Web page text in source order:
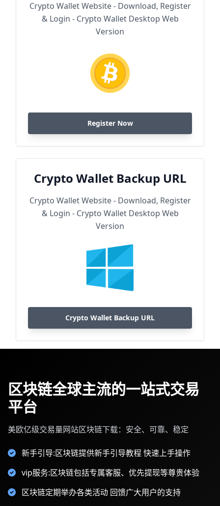
Crypto Wallet Website - Download, Register
& Login - Crypto Wallet Desktop Web
Version
Register Now
Crypto Wallet Backup URL
Crypto Wallet Website - Download, Register
& Login - Crypto Wallet Desktop Web
Version
Crypto Wallet Backup URL
区块链全球主流的一站式交易
平台
美欧亿级交易量网站区块链下载：安全、可靠、稳定
新手引导:区块链提供新手引导教程 快速上手操作
vip服务:区块链包括专属客服、优先提现等尊贵体验
区块链定期举办各类活动 回馈广大用户的支持